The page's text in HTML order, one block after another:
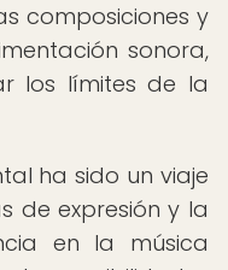
composiciones y
sonora,
los límites de la
ha sido un viaje
de expresión y la
en la música